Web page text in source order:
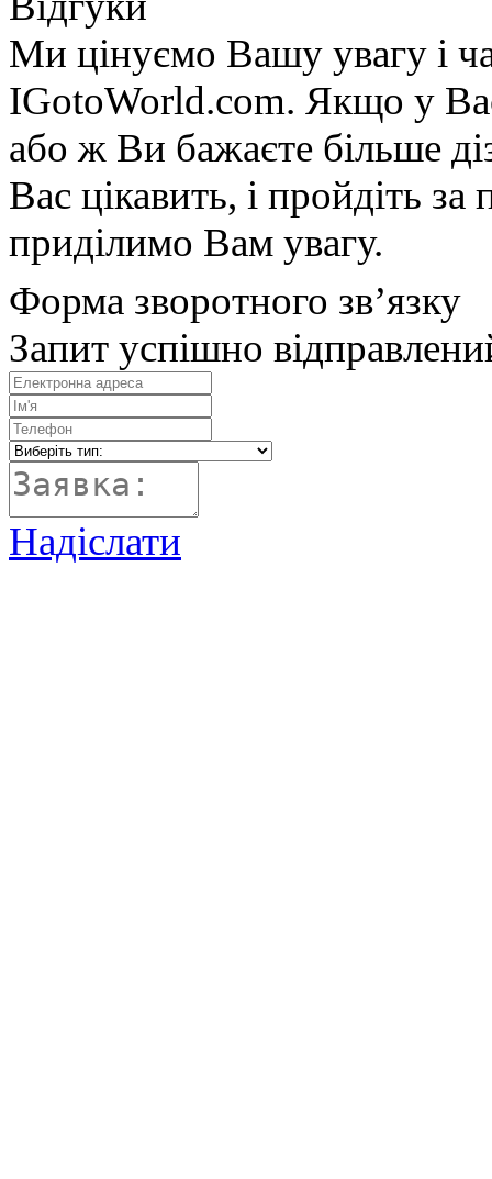
Ми цінуємо Вашу увагу і
IGotoWorld.com. Якщо у
або ж Ви бажаєте більше
Вас цікавить, і пройдіть
приділимо Вам увагу.
Форма зворотного зв’язку
Запит успішно
Надіслати